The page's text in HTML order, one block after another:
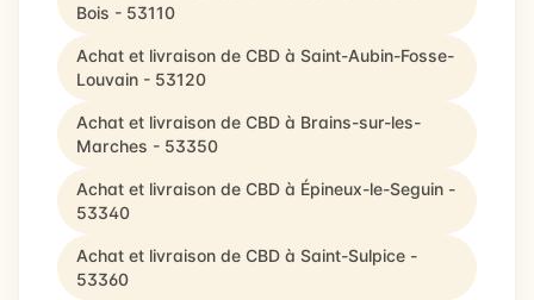
Bois - 53110
Achat et livraison de CBD à Saint-Aubin-Fosse-
Louvain - 53120
Achat et livraison de CBD à Brains-sur-les-
Marches - 53350
Achat et livraison de CBD à Épineux-le-Seguin -
53340
Achat et livraison de CBD à Saint-Sulpice -
53360